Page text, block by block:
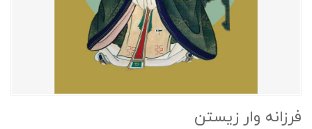
فرزانه وار زیستن